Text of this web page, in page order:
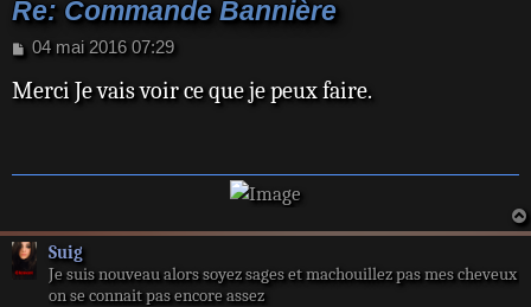
Re: Commande Bannière
M
s
e
04 mai 2016 07:29
Merci Je vais voir ce que je peux faire.
Suig
Je suis nouveau alors soyez sages et machouillez pas mes cheveux
on se connait pas encore assez